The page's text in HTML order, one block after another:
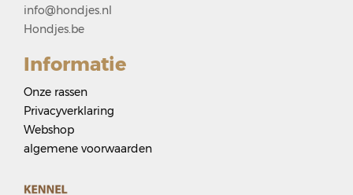
info@hondjes.nl
Hondjes.be
Informatie
Onze rassen
Privacyverklaring
Webshop
algemene voorwaarden